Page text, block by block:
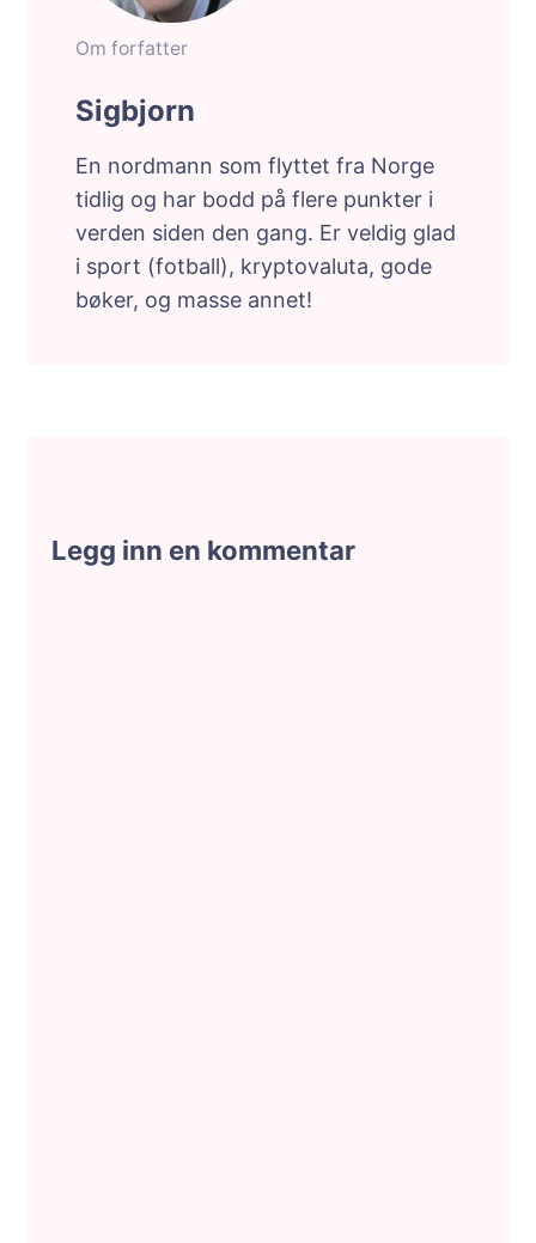
Om forfatter
Sigbjorn
En nordmann som flyttet fra Norge
tidlig og har bodd på flere punkter i
verden siden den gang. Er veldig glad
i sport (fotball), kryptovaluta, gode
bøker, og masse annet!
Legg inn en kommentar